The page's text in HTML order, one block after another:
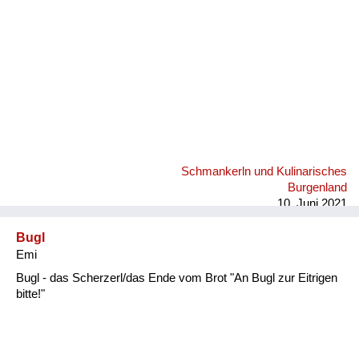
Schmankerln und Kulinarisches
Burgenland
10. Juni 2021
Bugl
Emi
Bugl - das Scherzerl/das Ende vom Brot "An Bugl zur Eitrigen
bitte!"